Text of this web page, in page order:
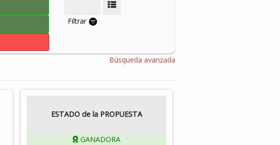
Filtrar
Búsqueda avanzada
ESTADO de la PROPUESTA
GANADORA